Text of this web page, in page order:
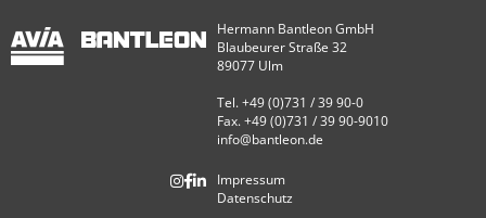
Hermann Bantleon GmbH
Blaubeurer Straße 32
89077 Ulm
Tel. +49 (0)731 / 39 90-0
Fax. +49 (0)731 / 39 90-9010
info@bantleon.de
Impressum
Datenschutz